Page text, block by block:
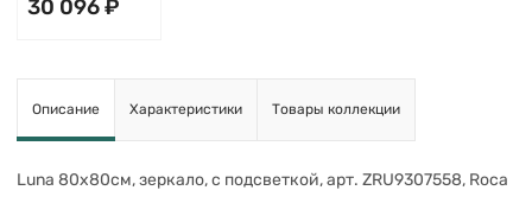
30 096 ₽
Описание Характеристики Товары коллекции
Luna 80х80см, зеркало, с подсветкой, арт. ZRU9307558, Roca